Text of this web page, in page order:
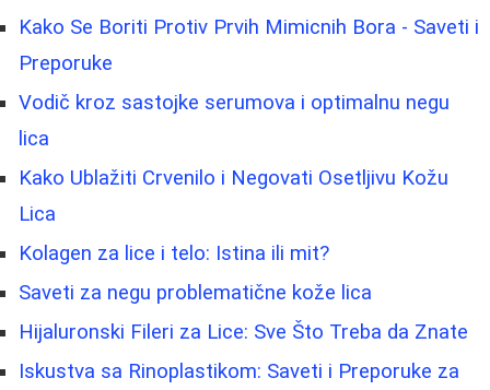
Kako Se Boriti Protiv Prvih Mimicnih Bora - Saveti i
Preporuke
Vodič kroz sastojke serumova i optimalnu negu
lica
Kako Ublažiti Crvenilo i Negovati Osetljivu Kožu
Lica
Kolagen za lice i telo: Istina ili mit?
Saveti za negu problematične kože lica
Hijaluronski Fileri za Lice: Sve Što Treba da Znate
Iskustva sa Rinoplastikom: Saveti i Preporuke za